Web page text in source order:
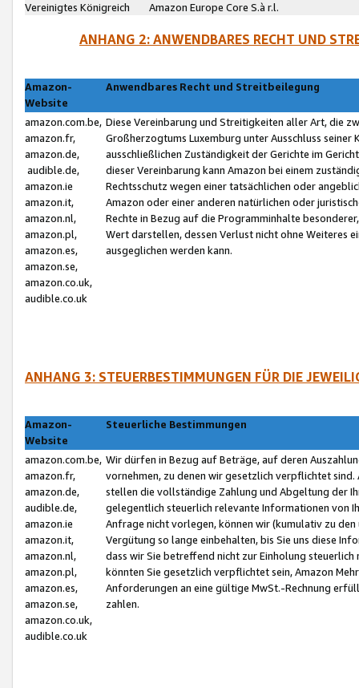
Vereinigtes Königreich
Amazon Europe Core S.à r.l.
ANHANG 2: ANWENDBARES RECHT UND
Amazon-
Website
Anwendbares Recht und Streitbeilegung
amazon.com.be,
amazon.fr,
amazon.de,
audible.de,
amazon.ie
amazon.it,
amazon.nl,
amazon.pl,
amazon.es,
amazon.se,
amazon.co.uk,
audible.co.uk
Diese Vereinbarung und Streitigkeiten aller Art, die
Großherzogtums Luxemburg unter Ausschluss
ausschließlichen Zuständigkeit der Gerichte im
dieser Vereinbarung kann Amazon bei einem
Rechtsschutz wegen einer tatsächlichen oder
Amazon oder einer anderen natürlichen oder
Rechte in Bezug auf die Programminhalte
Wert darstellen, dessen Verlust nicht ohne Weiteres
ausgeglichen werden kann.
ANHANG 3: STEUERBESTIMMUNGEN FÜR DIE
Amazon-
Website
Steuerliche Bestimmungen
amazon.com.be,
amazon.fr,
amazon.de,
audible.de,
amazon.ie
amazon.it,
amazon.nl,
amazon.pl,
amazon.es,
amazon.se,
amazon.co.uk,
audible.co.uk
Wir dürfen in Bezug auf Beträge, auf deren
vornehmen, zu denen wir gesetzlich verpflichtet
stellen die vollständige Zahlung und Abgeltung der
gelegentlich steuerlich relevante Informationen von
Anfrage nicht vorlegen, können wir (kumulativ zu
Vergütung so lange einbehalten, bis Sie uns diese
dass wir Sie betreffend nicht zur Einholung
könnten Sie gesetzlich verpflichtet sein, Amazon
Anforderungen an eine gültige MwSt.-Rechnung
zahlen.